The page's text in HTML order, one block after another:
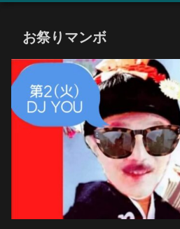
お祭りマンボ